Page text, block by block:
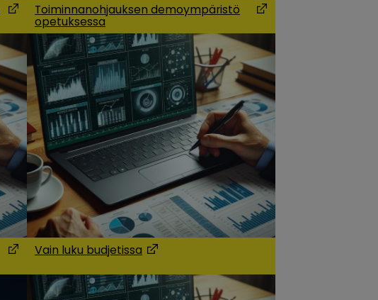
(Opens in a new window)
Toiminnanohjauksen demoympäristö
opetuksessa
(Opens in a new window)
Vain luku budjetissa